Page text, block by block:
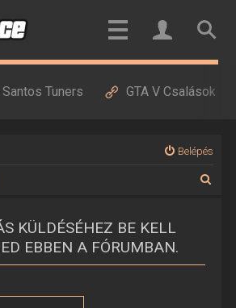
Tuners GTA V Csalások
Belépés
KÜLDÉSÉHEZ BE KELL
EBBEN A FÓRUMBAN.